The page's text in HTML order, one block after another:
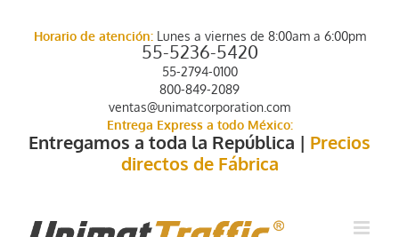
contenidoHorario de atención:Lunes a viernes de 8:00am a 6:00pm
55-5236-5420
55-2794-0100
800-849-2089
ventas@unimatcorporation.com
Entrega Express a todo México:
Entregamos a toda la República | Precios
directos de Fábrica